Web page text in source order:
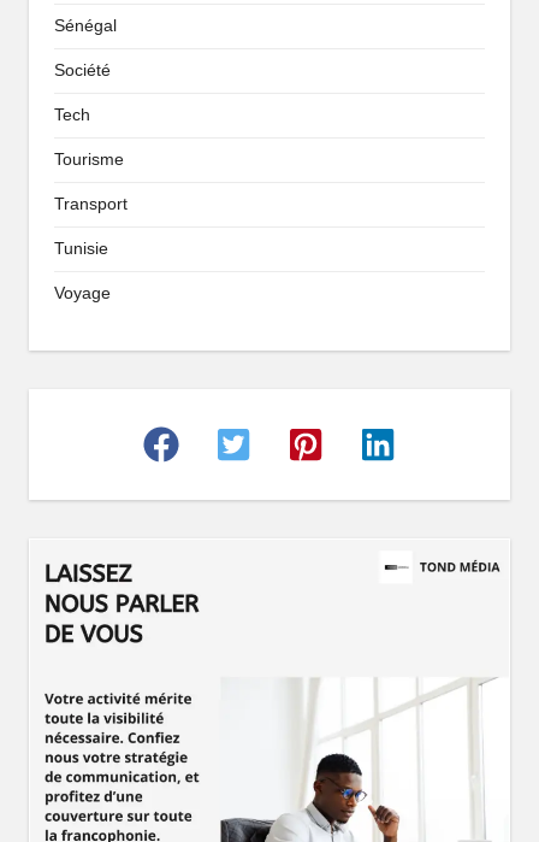
Sénégal
Société
Tech
Tourisme
Transport
Tunisie
Voyage